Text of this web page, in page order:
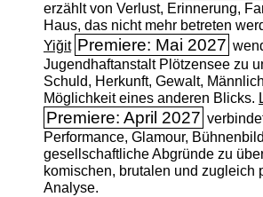
erzählt von Verlust, Erinnerung,
Haus, das nicht mehr betreten
Yiğit Premiere: Mai 2027
Jugendhaftanstalt Plötzensee zu
Schuld, Herkunft, Gewalt,
Möglichkeit eines anderen Blicks.
Premiere: April 2027
Performance, Glamour,
gesellschaftliche Abgründe zu
komischen, brutalen und zugleich
Analyse.